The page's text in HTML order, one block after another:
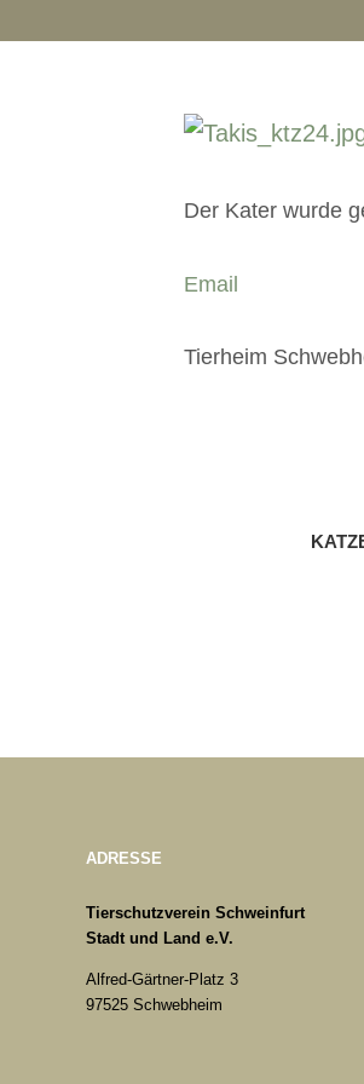
Der Kater wurde
Email
Tierheim
ADRESSE
Tierschutzverein Schweinfurt
Stadt und Land e.V.
Alfred-Gärtner-Platz 3
97525 Schwebheim